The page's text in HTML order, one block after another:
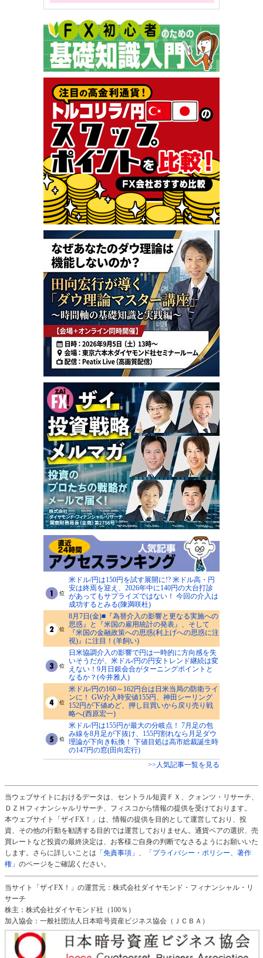
米ドル/円は150円を試す展開に!? 米ドル高・円
安は終焉を迎え、2026年中に140円の大台打診
があってもサプライズではない！ 今回の介入は
成功するとみる(陳満咲杜)
8月7日(金)■『為替介入の影響と更なる実施への
思惑』と『米国の雇用統計の発表』、そして
『米国の金融政策への思惑(利上げへの思惑に注
視)』に注目！(羊飼い)
日米協調介入の影響で円は一時的に方向感を失
いそうだが、米ドル/円の円安トレンド継続は変
えない！9月日銀会合がターニングポイントと
なるか？(今井雅人)
米ドル/円の160～162円台は日米当局の防衛ライ
ンに！ GW介入時安値155円、神田シーリング
152円が下値めど、押し目買いから戻り売り戦
略へ(西原宏一)
米ドル/円は155円が最大の分岐点！ 7月足の包
み線を8月足が下抜け、155円割れなら月足ダウ
理論が下向き転換！ 下値目処は高市総裁誕生時
の147円の窓(田向宏行)
>>人気記事一覧を見る
当ウェブサイトにおけるデータは、セントラル短資ＦＸ、クォンツ・リサーチ、
ＤＺＨフィナンシャルリサーチ、フィスコから情報の提供を受けております。
本ウェブサイト「ザイFX！」は、情報の提供を目的として運営しており、投
資、その他の行動を勧誘する目的では運営しておりません。通貨ペアの選択、売
買レートなど投資の最終決定は、お客様ご自身の判断でなさるようにお願いいた
します。さらに詳しいことは 「免責事項」 、
「プライバシー・ポリシー、著作
権」 のページをご確認ください。
当サイト「ザイFX！」の運営元：株式会社ダイヤモンド・フィナンシャル・リ
サーチ
株主：株式会社ダイヤモンド社（100％）
加入協会：一般社団法人日本暗号資産ビジネス協会（ＪＣＢＡ）